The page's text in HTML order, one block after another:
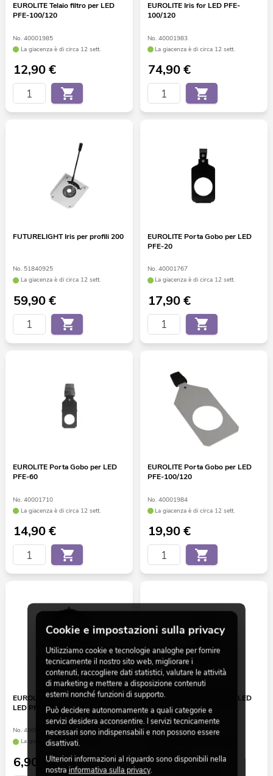
EUROLITE Telaio filtro per LED
PFE-100/120
No. 40001985
La giacenza è di circa 12 sett.
12,90€
EUROLITE Iris for LED PFE-
100/120
No. 40001983
La giacenza è di circa 12 sett.
74,90€
FUTURELIGHT Iris per profili 200
No. 51840925
La giacenza è di circa 12 sett.
59,90€
EUROLITE Porta Gobo per LED
PFE-20
No. 40001767
La giacenza è di circa 12 sett.
17,90€
EUROLITE Porta Gobo per LED
PFE-60
No. 40001710
La giacenza è di circa 12 sett.
14,90€
EUROLITE Porta Gobo per LED
PFE-100/120
No. 40001984
La giacenza è di circa 12 sett.
19,90€
EUROLITE Cavo di alimentazione
LED PFE-50, 1,5m, 230V
No. 40001817
La giacenza è di circa 12 sett.
6,90 €
EUROLITE Porta Gobo per LED
SL-1000 MFZ
No. 51787338
29,90€
Cookie e impostazioni sulla privacy
Utilizziamo cookie e tecnologie analoghe per fornire
tecnicamente il nostro sito web, migliorare i
contenuti, raccogliere dati statistici, valutare le attività
di marketing e mettere a disposizione contenuti
esterni nonché funzioni di supporto.
Può decidere autonomamente a quali categorie e
servizi desidera acconsentire. I servizi tecnicamente
necessari sono indispensabili e non possono essere
disattivati.
Ulteriori informazioni al riguardo sono disponibili nella
nostra informativa sulla privacy.